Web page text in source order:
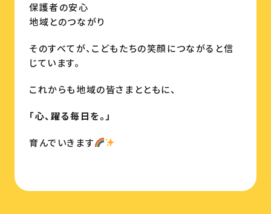
保護者の安心
地域とのつながり
そのすべてが、こどもたちの笑顔につながると信
じています。
これからも地域の皆さまとともに、
「心、躍る毎日を。」
育んでいきます